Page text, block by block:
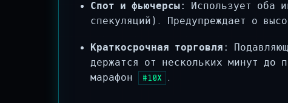
Спот и фьючерсы: Использует оба
спекуляций). Предупреждает о
Краткосрочная торговля:
держатся от нескольких минут до
марафон
#10X .